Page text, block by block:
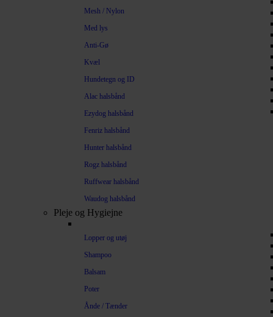
Mesh / Nylon
Med lys
Anti-Gø
Kvæl
Hundetegn og ID
Alac halsbånd
Ezydog halsbånd
Fenriz halsbånd
Hunter halsbånd
Rogz halsbånd
Ruffwear halsbånd
Waudog halsbånd
Pleje og Hygiejne
Lopper og utøj
Shampoo
Balsam
Poter
Ånde / Tænder